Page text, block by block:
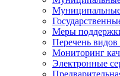
Меры
Перечень
Мониторинг
Электронные